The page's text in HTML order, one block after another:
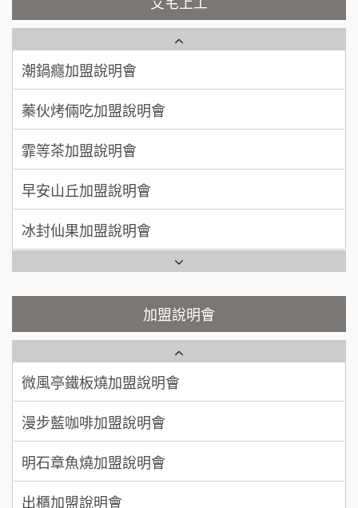
加盟預算
徐 先生/小姐
加盟預算 50萬~75萬
何 先生/小姐 台南
加盟預算
呂 先生/小姐
加盟預算 100萬 ~ 200萬
廖 先生/小姐
加盟預算 200萬~300萬
蓁伙烤倆吃加盟說明會
霏等茶加盟說明會
早安山丘加盟說明會
冰封仙果加盟說明會
Ramble Café 漫步藍咖啡加盟說明會
【曉妍美妝】誠徵行政櫃檯
自助洗衣店誠徵代洗收送人員(台中市)
MUSHEN徵SPA美容芳療師
日十。早午食加盟說明會
加盟說明會
日十。早午食加盟說明會
上宇林加盟說明會
莫尼早餐Morni加盟說明會
手作功夫茶加盟說明會
SHARE TEA歇腳亭加盟說明會
潮味決-湯滷專門店加盟說明會
鬍子茶加盟說明會
微風亭鐵板燒加盟說明會
漫步藍咖啡加盟說明會
明石章魚燒加盟說明會
出櫃加盟說明會